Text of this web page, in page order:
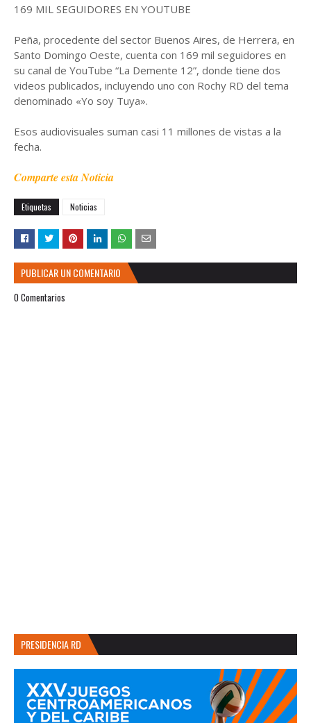
169 MIL SEGUIDORES EN YOUTUBE
Peña, procedente del sector Buenos Aires, de Herrera, en
Santo Domingo Oeste, cuenta con 169 mil seguidores en
su canal de YouTube “La Demente 12”, donde tiene dos
videos publicados, incluyendo uno con Rochy RD del tema
denominado «Yo soy Tuya».
Esos audiovisuales suman casi 11 millones de vistas a la
fecha.
Comparte esta Noticia
Etiquetas Noticias
PUBLICAR UN COMENTARIO
0 Comentarios
PRESIDENCIA RD